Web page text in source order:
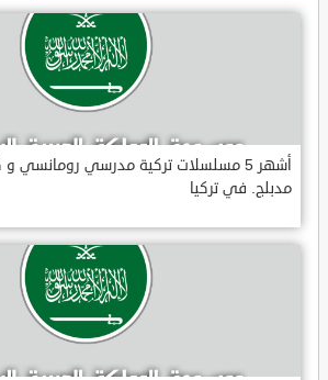
أشهر 5 مسلسلات تركية مدرسي
مدبلج. في تركيا